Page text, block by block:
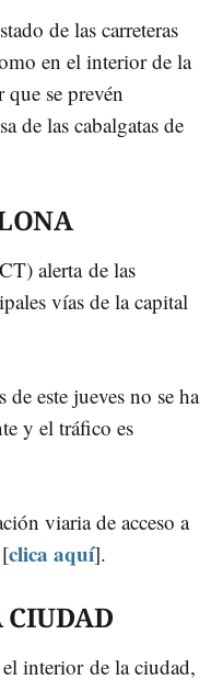
de las carreteras
en el interior de la
que se prevén
de las cabalgatas de
alerta de las
vías de la capital
este jueves no se ha
y el tráfico es
viaria de acceso a
clica aquí].
CIUDAD
interior de la ciudad,